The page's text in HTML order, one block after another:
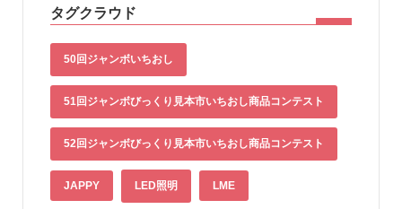
タグクラウド
50回ジャンボいちおし
51回ジャンボびっくり見本市いちおし商品コンテスト
52回ジャンボびっくり見本市いちおし商品コンテスト
JAPPY LED照明 LME